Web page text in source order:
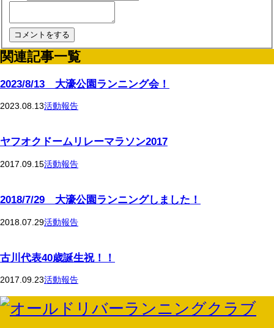
関連記事一覧
2023/8/13 大濠公園ランニング会！
2023.08.13活動報告
ヤフオクドームリレーマラソン2017
2017.09.15活動報告
2018/7/29 大濠公園ランニングしました！
2018.07.29活動報告
古川代表40歳誕生祝！！
2017.09.23活動報告